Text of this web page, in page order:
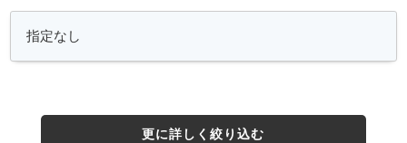
更に詳しく絞り込む